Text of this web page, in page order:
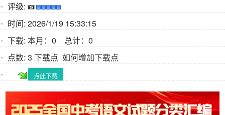
评级:
时间: 2026/1/19 15:33:15
下载: 本月：0 总计：0
点数: 3 下载点 如何增加下载点
点此下载